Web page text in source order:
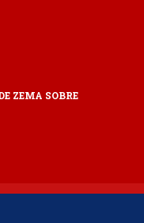
ZEMA SOBRE